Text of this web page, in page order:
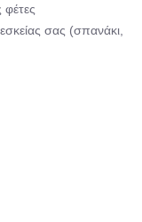
σας (σπανάκι,